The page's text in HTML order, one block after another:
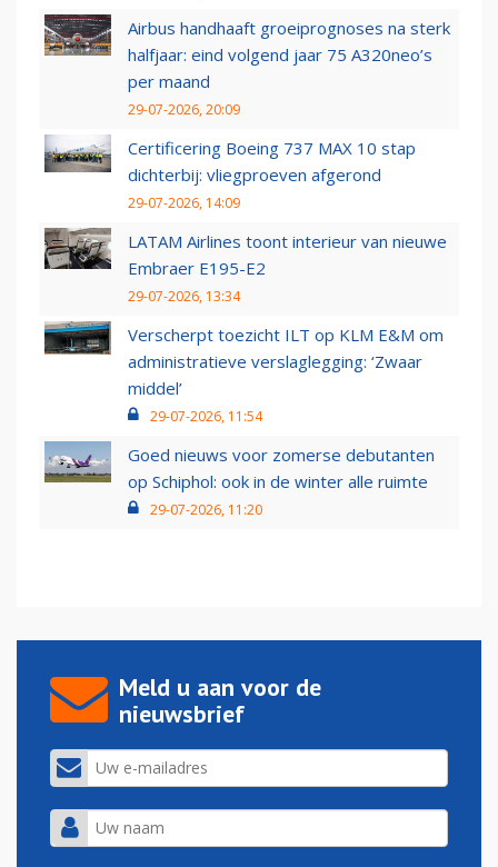
Airbus handhaaft groeiprognoses na sterk
halfjaar: eind volgend jaar 75 A320neo’s
per maand
29-07-2026, 20:09
Certificering Boeing 737 MAX 10 stap
dichterbij: vliegproeven afgerond
29-07-2026, 14:09
LATAM Airlines toont interieur van nieuwe
Embraer E195-E2
29-07-2026, 13:34
Verscherpt toezicht ILT op KLM E&M om
administratieve verslaglegging: ‘Zwaar
middel’
29-07-2026, 11:54
Goed nieuws voor zomerse debutanten
op Schiphol: ook in de winter alle ruimte
29-07-2026, 11:20
Meld u aan voor de
nieuwsbrief